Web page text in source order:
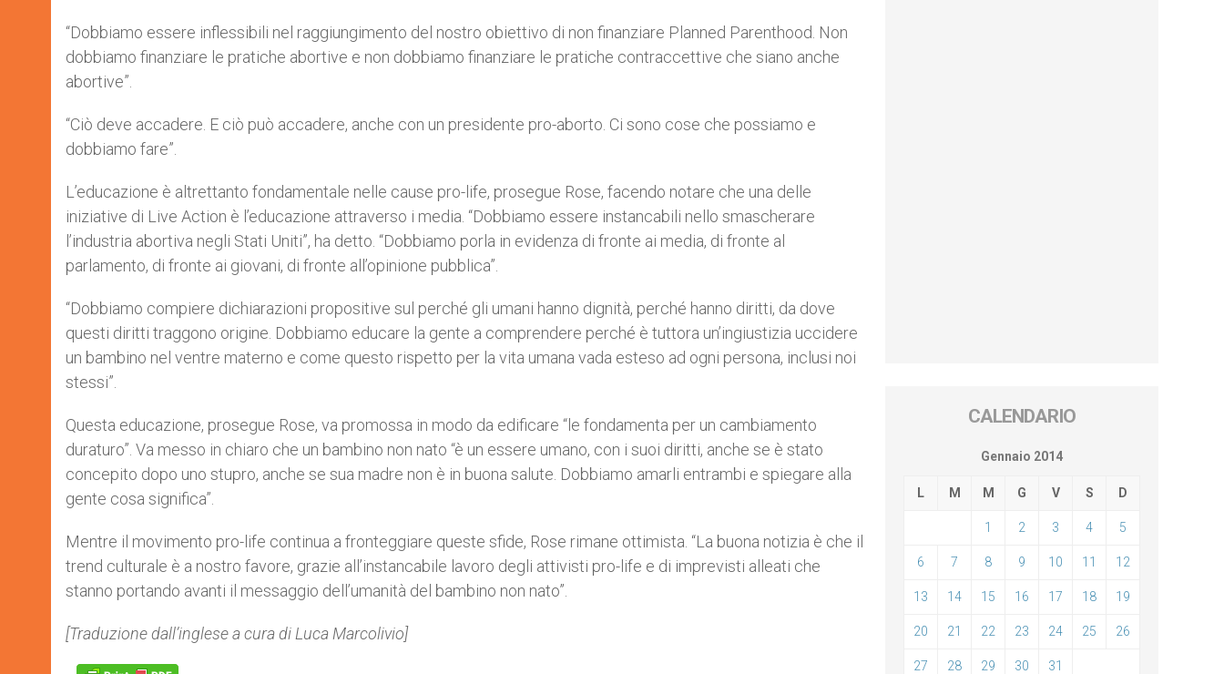
“Dobbiamo essere inflessibili nel raggiungimento del nostro obiettivo di non finanziare Planned Parenthood. Non
dobbiamo finanziare le pratiche abortive e non dobbiamo finanziare le pratiche contraccettive che siano anche
abortive”.
“Ciò deve accadere. E ciò può accadere, anche con un presidente pro-aborto. Ci sono cose che possiamo e
dobbiamo fare”.
L’educazione è altrettanto fondamentale nelle cause pro-life, prosegue Rose, facendo notare che una delle
iniziative di Live Action è l’educazione attraverso i media. “Dobbiamo essere instancabili nello smascherare
l’industria abortiva negli Stati Uniti”, ha detto. “Dobbiamo porla in evidenza di fronte ai media, di fronte al
parlamento, di fronte ai giovani, di fronte all’opinione pubblica”.
“Dobbiamo compiere dichiarazioni propositive sul perché gli umani hanno dignità, perché hanno diritti, da dove
questi diritti traggono origine. Dobbiamo educare la gente a comprendere perché è tuttora un’ingiustizia uccidere
un bambino nel ventre materno e come questo rispetto per la vita umana vada esteso ad ogni persona, inclusi noi
stessi”.
Questa educazione, prosegue Rose, va promossa in modo da edificare “le fondamenta per un cambiamento
duraturo”. Va messo in chiaro che un bambino non nato “è un essere umano, con i suoi diritti, anche se è stato
concepito dopo uno stupro, anche se sua madre non è in buona salute. Dobbiamo amarli entrambi e spiegare alla
gente cosa significa”.
Mentre il movimento pro-life continua a fronteggiare queste sfide, Rose rimane ottimista. “La buona notizia è che il
trend culturale è a nostro favore, grazie all’instancabile lavoro degli attivisti pro-life e di imprevisti alleati che
stanno portando avanti il messaggio dell’umanità del bambino non nato”.
[Traduzione dall’inglese a cura di Luca Marcolivio]
CALENDARIO
Gennaio 2014
L M M G V S D
1 2 3 4 5
6 7 8 9 10 11 12
13 14 15 16 17 18 19
20 21 22 23 24 25 26
27 28 29 30 31